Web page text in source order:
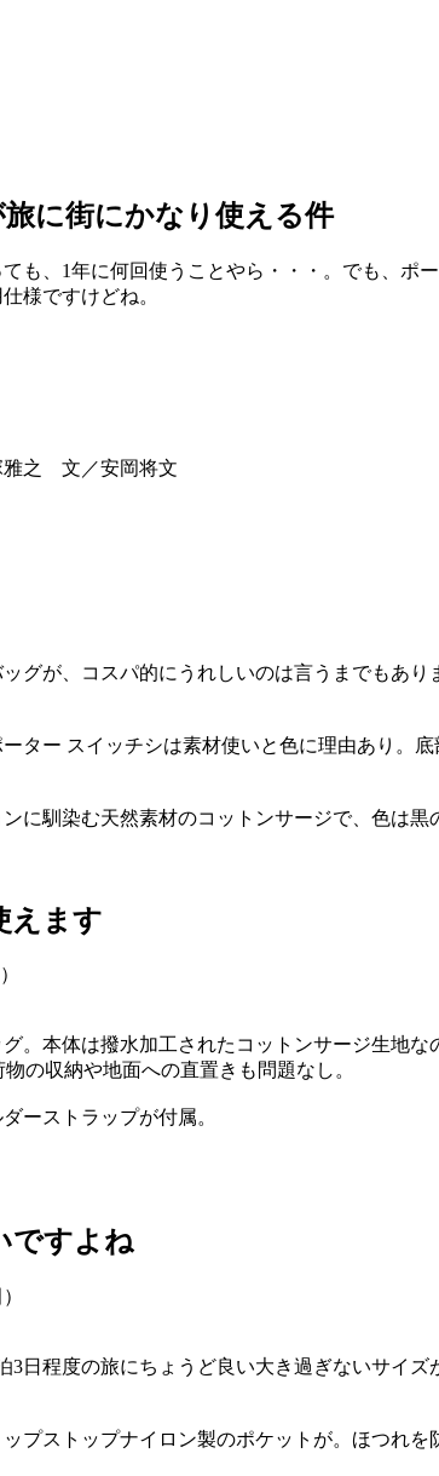
に街にかなり使える件
も、1年に何回使うことやら・・・。でも、ポ
様ですけどね。
雅之 文／安岡将文
グが、コスパ的にうれしいのは言うまでもあ
ター スイッチシは素材使いと色に理由あり。
に馴染む天然素材のコットンサージで、色は
えます
。本体は撥水加工されたコットンサージ生地
の収納や地面への直置きも問題なし。
ーストラップが付属。
ですよね
日程度の旅にちょうど良い大き過ぎないサイ
プストップナイロン製のポケットが。ほつれを